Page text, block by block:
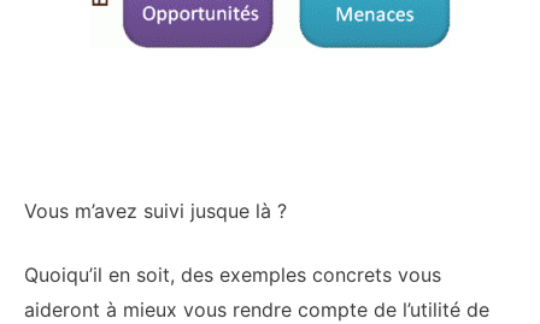
Vous m’avez suivi jusque là ?
Quoiqu’il en soit, des exemples concrets vous
aideront à mieux vous rendre compte de l’utilité de